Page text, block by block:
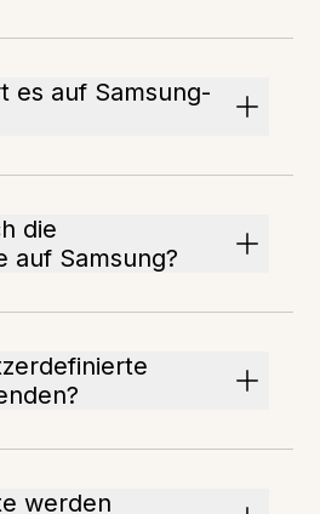
es auf Samsung-
die
auf Samsung?
werden